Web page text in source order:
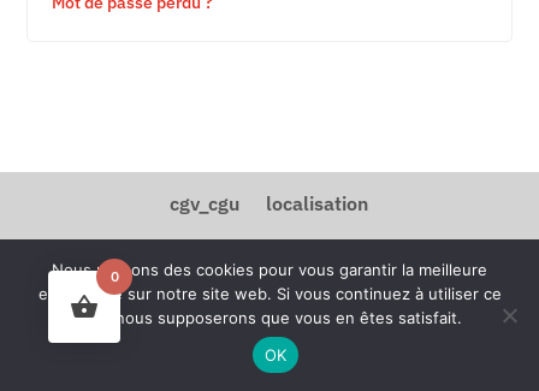
cgv_cgu localisation
© Copyright 2021 LA PETITE BOUTIQUE
0
Nous utilisons des cookies pour vous garantir la meilleure
expérience sur notre site web. Si vous continuez à utiliser ce
site, nous supposerons que vous en êtes satisfait.
OK